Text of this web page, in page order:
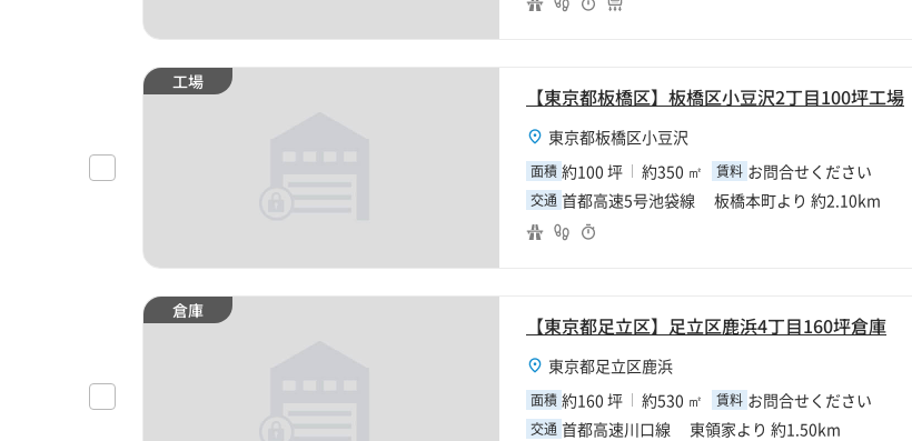
工場
【東京都板橋区】板橋区小豆沢2丁目100坪工場
東京都板橋区小豆沢
面積 約100 坪 約350 ㎡ 賃料 お問合せください
交通 首都高速5号池袋線 板橋本町より 約2.10km
倉庫
【東京都足立区】足立区鹿浜4丁目160坪倉庫
東京都足立区鹿浜
面積 約160 坪 約530 ㎡ 賃料 お問合せください
交通 首都高速川口線 東領家より 約1.50km